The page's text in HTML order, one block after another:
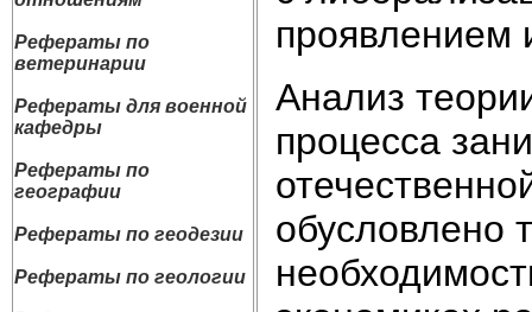
Рефераты по
ветеринарии
Рефераты для военной
кафедры
Рефераты по
географии
Рефераты по геодезии
Рефераты по геологии
проявлением
Анализ
процесса
обусловлено